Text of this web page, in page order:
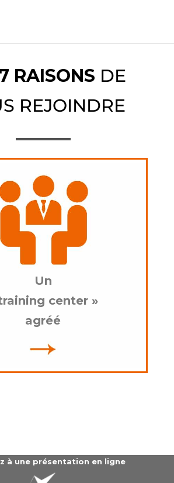
RAISONS DE
REJOINDRE
Un
center »
agréé
à une présentation en ligne